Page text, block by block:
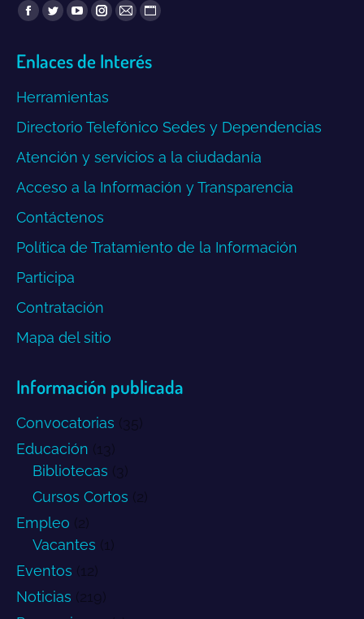
Encuéntranos en:
Facebook
opens
new
window
Twitter
opens
new
window
YouTube
opens
new
window
Instagram
opens
new
window
Mail
opens
window
Sitio
page
new
Enlaces de Interés
Herramientas
Directorio Telefónico Sedes y Dependencias
Atención y servicios a la ciudadanía
Acceso a la Información y Transparencia
Contáctenos
Política de Tratamiento de la Información
Participa
Contratación
Mapa del sitio
Información publicada
Convocatorias (35)
Educación (13)
Bibliotecas (3)
Cursos Cortos (2)
Empleo (2)
Vacantes (1)
Eventos (12)
Noticias (219)